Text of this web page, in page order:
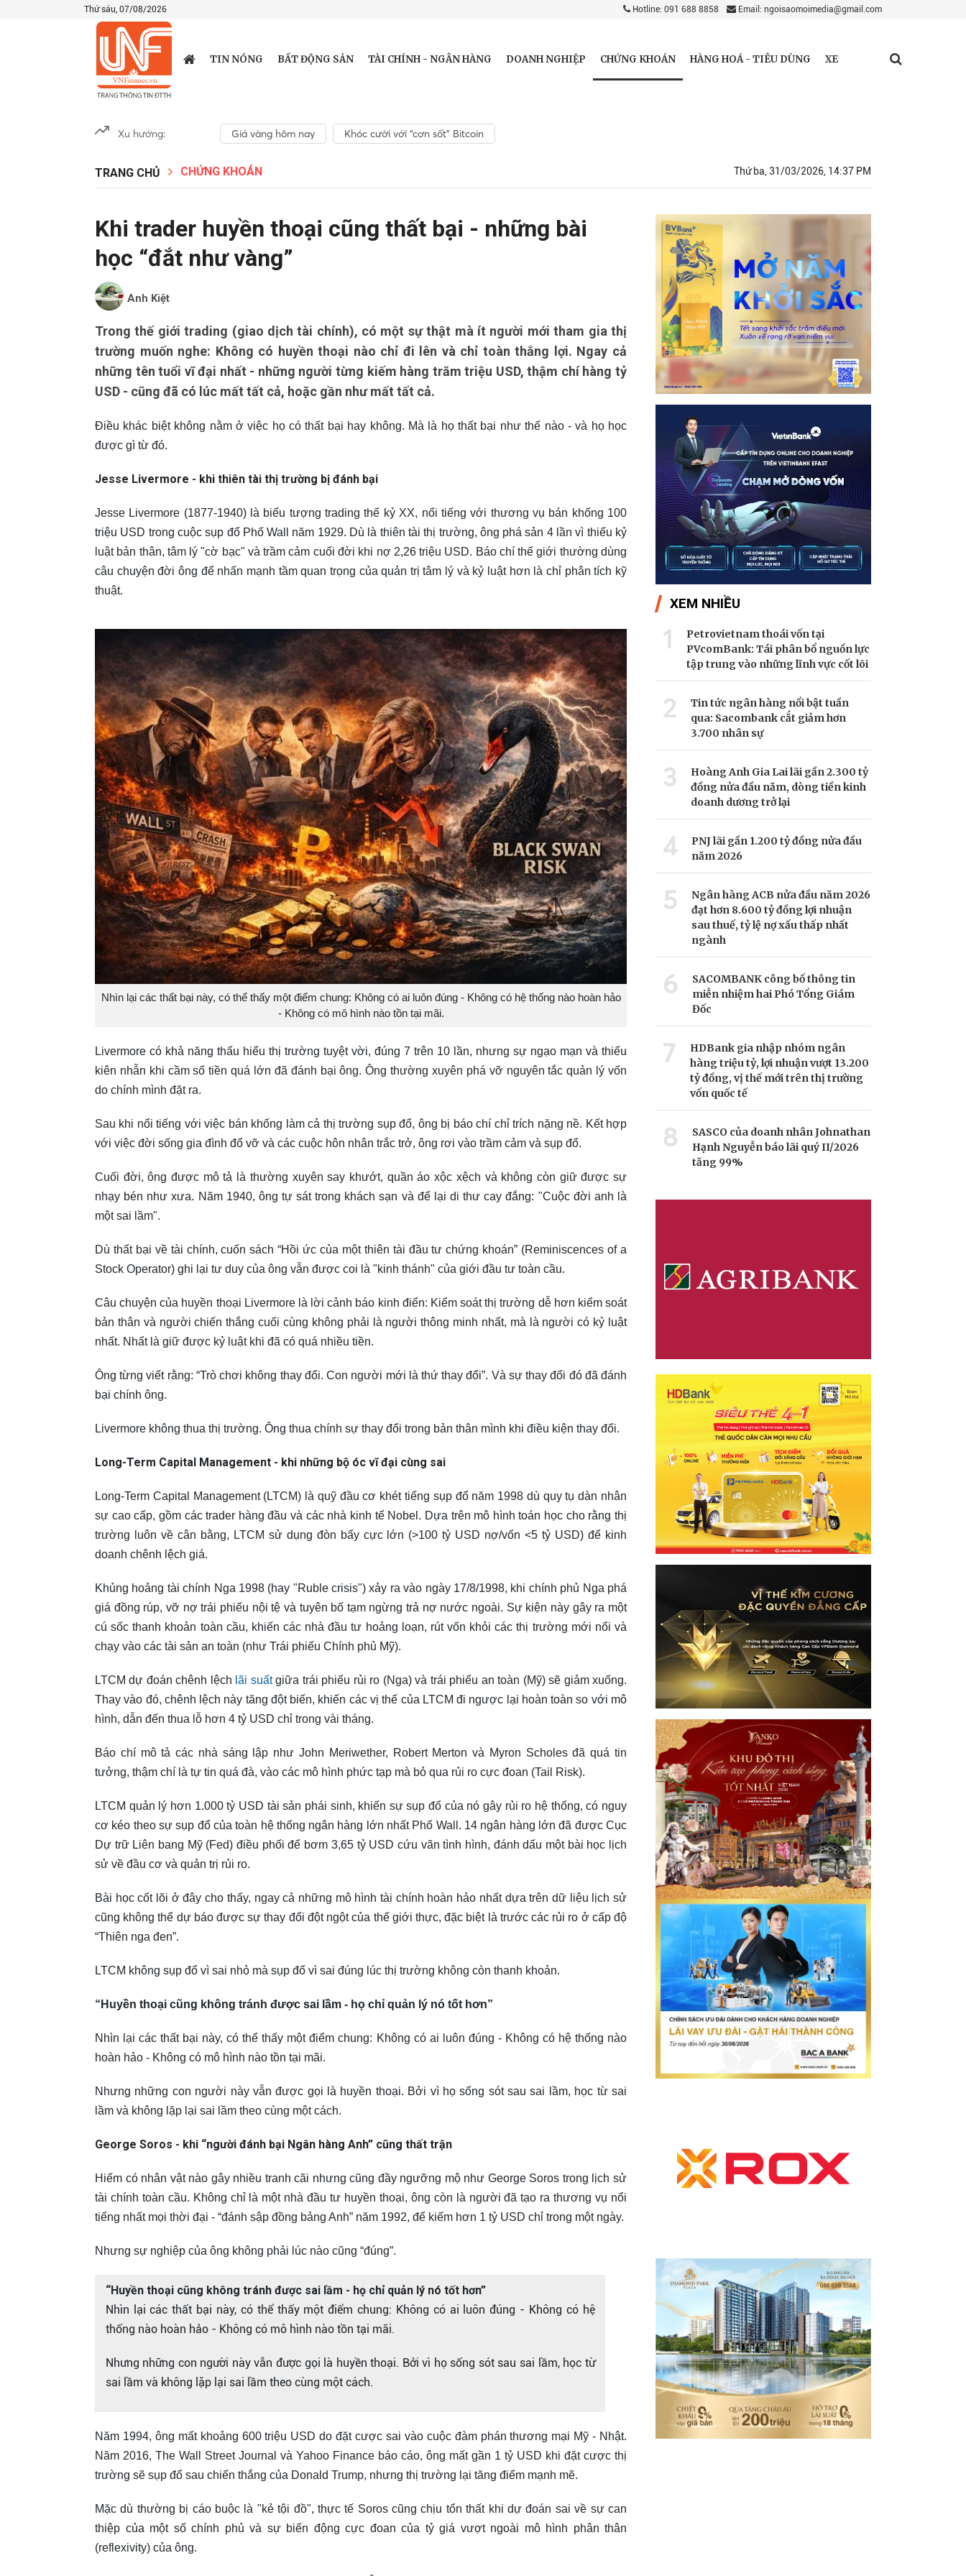
Thứ sáu, 07/08/2026 Hotline: 091 688 8858 Email: ngoisaomoimedia@gmail.com
TIN NÓNG BẤT ĐỘNG SẢN TÀI CHÍNH - NGÂN HÀNG DOANH NGHIỆP CHỨNG KHOÁN HÀNG HOÁ - TIÊU DÙNG XE
Xu hướng: Giá vàng hôm nay Khóc cười với “cơn sốt” Bitcoin
TRANG CHỦ CHỨNG KHOÁN Thứ ba, 31/03/2026, 14:37 PM
Khi trader huyền thoại cũng thất bại - những bài
học “đắt như vàng”
Anh Kiệt
Trong thế giới trading (giao dịch tài chính), có một sự thật mà ít người mới tham gia thị
trường muốn nghe: Không có huyền thoại nào chỉ đi lên và chỉ toàn thắng lợi. Ngay cả
những tên tuổi vĩ đại nhất - những người từng kiếm hàng trăm triệu USD, thậm chí hàng tỷ
USD - cũng đã có lúc mất tất cả, hoặc gần như mất tất cả.
Điều khác biệt không nằm ở việc họ có thất bại hay không. Mà là họ thất bại như thế nào - và họ học
được gì từ đó.
Jesse Livermore - khi thiên tài thị trường bị đánh bại
Jesse Livermore (1877-1940) là biểu tượng trading thế kỷ XX, nổi tiếng với thương vụ bán khống 100
triệu USD trong cuộc sụp đổ Phố Wall năm 1929. Dù là thiên tài thị trường, ông phá sản 4 lần vì thiếu kỷ
luật bản thân, tâm lý "cờ bạc" và trầm cảm cuối đời khi nợ 2,26 triệu USD. Báo chí thế giới thường dùng
câu chuyện đời ông để nhấn mạnh tầm quan trọng của quản trị tâm lý và kỷ luật hơn là chỉ phân tích kỹ
thuật.
Nhìn lại các thất bại này, có thể thấy một điểm chung: Không có ai luôn đúng - Không có hệ thống nào hoàn hảo
- Không có mô hình nào tồn tại mãi.
Livermore có khả năng thấu hiểu thị trường tuyệt vời, đúng 7 trên 10 lần, nhưng sự ngạo mạn và thiếu
kiên nhẫn khi cầm số tiền quá lớn đã đánh bại ông. Ông thường xuyên phá vỡ nguyên tắc quản lý vốn
do chính mình đặt ra.
Sau khi nổi tiếng với việc bán khống làm cả thị trường sụp đổ, ông bị báo chí chỉ trích nặng nề. Kết hợp
với việc đời sống gia đình đổ vỡ và các cuộc hôn nhân trắc trở, ông rơi vào trầm cảm và sụp đổ.
Cuối đời, ông được mô tả là thường xuyên say khướt, quần áo xộc xệch và không còn giữ được sự
nhạy bén như xưa. Năm 1940, ông tự sát trong khách sạn và để lại di thư cay đắng: "Cuộc đời anh là
một sai lầm".
Dù thất bại về tài chính, cuốn sách “Hồi ức của một thiên tài đầu tư chứng khoán” (Reminiscences of a
Stock Operator) ghi lại tư duy của ông vẫn được coi là "kinh thánh" của giới đầu tư toàn cầu.
Câu chuyện của huyền thoại Livermore là lời cảnh báo kinh điển: Kiểm soát thị trường dễ hơn kiểm soát
bản thân và người chiến thắng cuối cùng không phải là người thông minh nhất, mà là người có kỷ luật
nhất. Nhất là giữ được kỷ luật khi đã có quá nhiều tiền.
Ông từng viết rằng: “Trò chơi không thay đổi. Con người mới là thứ thay đổi”. Và sự thay đổi đó đã đánh
bại chính ông.
Livermore không thua thị trường. Ông thua chính sự thay đổi trong bản thân mình khi điều kiện thay đổi.
Long-Term Capital Management - khi những bộ óc vĩ đại cùng sai
Long-Term Capital Management (LTCM) là quỹ đầu cơ khét tiếng sụp đổ năm 1998 dù quy tụ dàn nhân
sự cao cấp, gồm các trader hàng đầu và các nhà kinh tế Nobel. Dựa trên mô hình toán học cho rằng thị
trường luôn về cân bằng, LTCM sử dụng đòn bẩy cực lớn (>100 tỷ USD nợ/vốn <5 tỷ USD) để kinh
doanh chênh lệch giá.
Khủng hoảng tài chính Nga 1998 (hay "Ruble crisis") xảy ra vào ngày 17/8/1998, khi chính phủ Nga phá
giá đồng rúp, vỡ nợ trái phiếu nội tệ và tuyên bố tạm ngừng trả nợ nước ngoài. Sự kiện này gây ra một
cú sốc thanh khoản toàn cầu, khiến các nhà đầu tư hoảng loạn, rút vốn khỏi các thị trường mới nổi và
chạy vào các tài sản an toàn (như Trái phiếu Chính phủ Mỹ).
LTCM dự đoán chênh lệch lãi suấtgiữa trái phiếu rủi ro (Nga) và trái phiếu an toàn (Mỹ) sẽ giảm xuống.
Thay vào đó, chênh lệch này tăng đột biến, khiến các vị thế của LTCM đi ngược lại hoàn toàn so với mô
hình, dẫn đến thua lỗ hơn 4 tỷ USD chỉ trong vài tháng.
Báo chí mô tả các nhà sáng lập như John Meriwether, Robert Merton và Myron Scholes đã quá tin
tưởng, thậm chí là tự tin quá đà, vào các mô hình phức tạp mà bỏ qua rủi ro cực đoan (Tail Risk).
LTCM quản lý hơn 1.000 tỷ USD tài sản phái sinh, khiến sự sụp đổ của nó gây rủi ro hệ thống, có nguy
cơ kéo theo sự sụp đổ của toàn hệ thống ngân hàng lớn nhất Phố Wall. 14 ngân hàng lớn đã được Cục
Dự trữ Liên bang Mỹ (Fed) điều phối để bơm 3,65 tỷ USD cứu vãn tình hình, đánh dấu một bài học lịch
sử về đầu cơ và quản trị rủi ro.
Bài học cốt lõi ở đây cho thấy, ngay cả những mô hình tài chính hoàn hảo nhất dựa trên dữ liệu lịch sử
cũng không thể dự báo được sự thay đổi đột ngột của thế giới thực, đặc biệt là trước các rủi ro ở cấp độ
“Thiên nga đen”.
LTCM không sụp đổ vì sai nhỏ mà sụp đổ vì sai đúng lúc thị trường không còn thanh khoản.
“Huyền thoại cũng không tránh được sai lầm - họ chỉ quản lý nó tốt hơn”
Nhìn lại các thất bại này, có thể thấy một điểm chung: Không có ai luôn đúng - Không có hệ thống nào
hoàn hảo - Không có mô hình nào tồn tại mãi.
Nhưng những con người này vẫn được gọi là huyền thoại. Bởi vì họ sống sót sau sai lầm, học từ sai
lầm và không lặp lại sai lầm theo cùng một cách.
George Soros - khi “người đánh bại Ngân hàng Anh” cũng thất trận
Hiếm có nhân vật nào gây nhiều tranh cãi nhưng cũng đầy ngưỡng mộ như George Soros trong lịch sử
tài chính toàn cầu. Không chỉ là một nhà đầu tư huyền thoại, ông còn là người đã tạo ra thương vụ nổi
tiếng nhất mọi thời đại - “đánh sập đồng bảng Anh” năm 1992, để kiếm hơn 1 tỷ USD chỉ trong một ngày.
Nhưng sự nghiệp của ông không phải lúc nào cũng “đúng”.
“Huyền thoại cũng không tránh được sai lầm - họ chỉ quản lý nó tốt hơn”
Nhìn lại các thất bại này, có thể thấy một điểm chung: Không có ai luôn đúng - Không có hệ
thống nào hoàn hảo - Không có mô hình nào tồn tại mãi.
Nhưng những con người này vẫn được gọi là huyền thoại. Bởi vì họ sống sót sau sai lầm, học từ
sai lầm và không lặp lại sai lầm theo cùng một cách.
Năm 1994, ông mất khoảng 600 triệu USD do đặt cược sai vào cuộc đàm phán thương mại Mỹ - Nhật.
Năm 2016, The Wall Street Journal và Yahoo Finance báo cáo, ông mất gần 1 tỷ USD khi đặt cược thị
trường sẽ sụp đổ sau chiến thắng của Donald Trump, nhưng thị trường lại tăng điểm mạnh mẽ.
Mặc dù thường bị cáo buộc là "kẻ tội đồ", thực tế Soros cũng chịu tổn thất khi dự đoán sai về sự can
thiệp của một số chính phủ và sự biến động cực đoan của tỷ giá vượt ngoài mô hình phân thân
(reflexivity) của ông.
XEM NHIỀU
1
Petrovietnam thoái vốn tại
PVcomBank: Tái phân bổ nguồn lực
tập trung vào những lĩnh vực cốt lõi
2
Tin tức ngân hàng nổi bật tuần
qua: Sacombank cắt giảm hơn
3.700 nhân sự
3
Hoàng Anh Gia Lai lãi gần 2.300 tỷ
đồng nửa đầu năm, dòng tiền kinh
doanh dương trở lại
4
PNJ lãi gần 1.200 tỷ đồng nửa đầu
năm 2026
5
Ngân hàng ACB nửa đầu năm 2026
đạt hơn 8.600 tỷ đồng lợi nhuận
sau thuế, tỷ lệ nợ xấu thấp nhất
ngành
6
SACOMBANK công bố thông tin
miễn nhiệm hai Phó Tổng Giám
Đốc
7
HDBank gia nhập nhóm ngân
hàng triệu tỷ, lợi nhuận vượt 13.200
tỷ đồng, vị thế mới trên thị trường
vốn quốc tế
8
SASCO của doanh nhân Johnathan
Hạnh Nguyễn báo lãi quý II/2026
tăng 99%